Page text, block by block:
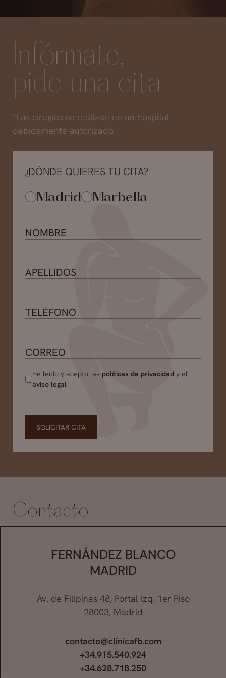
Infórmate,
pide una cita
*Las cirugías se realizan en un hospital
debidamente autorizado.
¿DÓNDE QUIERES TU CITA?
Madrid Marbella
He leído y acepto las políticas de privacidad y el
aviso legal
SOLICITAR CITA
Contacto
FERNÁNDEZ BLANCO
MADRID
Av. de Filipinas 48, Portal Izq. 1er Piso
28003, Madrid
contacto@clinicafb.com
+34.915.540.924
+34.628.718.250